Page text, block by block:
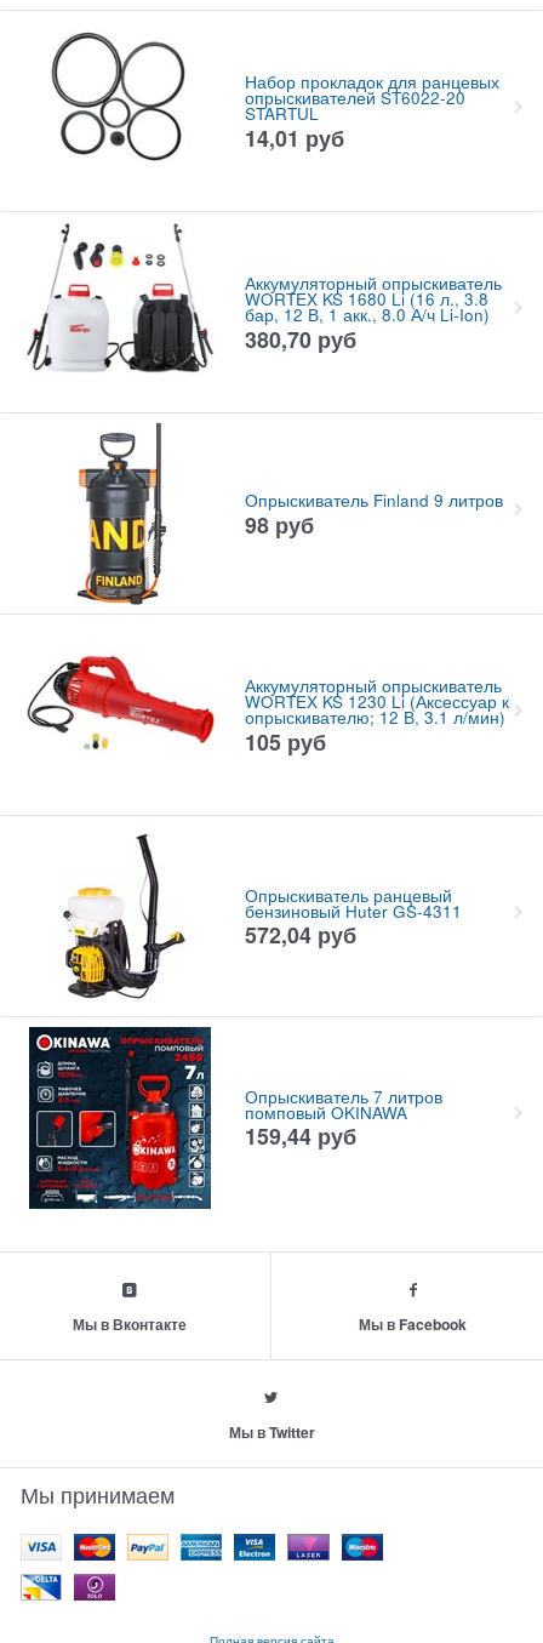
Набор прокладок для ранцевых
опрыскивателей ST6022-20
STARTUL
14,01 руб
Аккумуляторный опрыскиватель
WORTEX KS 1680 Li (16 л., 3.8
бар, 12 В, 1 акк., 8.0 А/ч Li-Ion)
380,70 руб
Опрыскиватель Finland 9 литров
98 руб
Аккумуляторный опрыскиватель
WORTEX KS 1230 Li (Аксессуар к
опрыскивателю; 12 В, 3.1 л/мин)
105 руб
Опрыскиватель ранцевый
бензиновый Huter GS-4311
572,04 руб
Опрыскиватель 7 литров
помповый OKINAWA
159,44 руб
Мы в Вконтакте Мы в Facebook
Мы в Twitter
Мы принимаем